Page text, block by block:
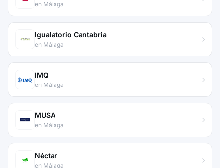
en Málaga
Igualatorio Cantabria
en Málaga
IMQ
en Málaga
MUSA
en Málaga
Néctar
en Málaga